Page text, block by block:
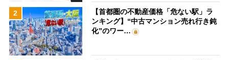
2
【首都圏の不動産価格「危ない駅」ラ
ンキング】“中古マンション売れ行き鈍
化”のワー…